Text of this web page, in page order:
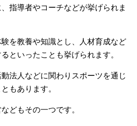
指導者やコーチなどが挙げられま
を教養や知識とし、人材育成など
といったことも挙げられます。
法人などに関わりスポーツを通じ
もあります。
どもその一つです。